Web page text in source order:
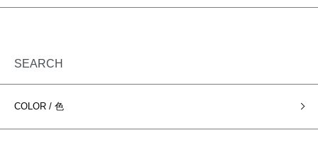
SEARCH
COLOR / 色